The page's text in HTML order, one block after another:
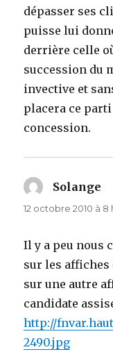
dépasser ses
puisse lui
derrière celle
succession du
invective et
placera ce
concession.
Solange
12 octobre 2010 à 8
Il y a peu nous
sur les affiches
sur une autre
candidate
http://
2490.jpg